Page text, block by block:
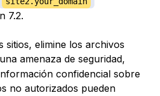
7.2.
sitios, elimine los archivos
amenaza de seguridad,
confidencial sobre
no autorizados pueden